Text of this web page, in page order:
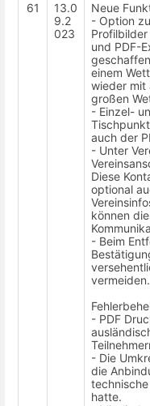
61
13.0
9.2
023
Neue
- Option
und PDF-
einem
wieder mit
großen
- Einzel-
auch der
- Unter
Diese
optional
können
- Beim
vermeiden.
- PDF
- Die
die
hatte.